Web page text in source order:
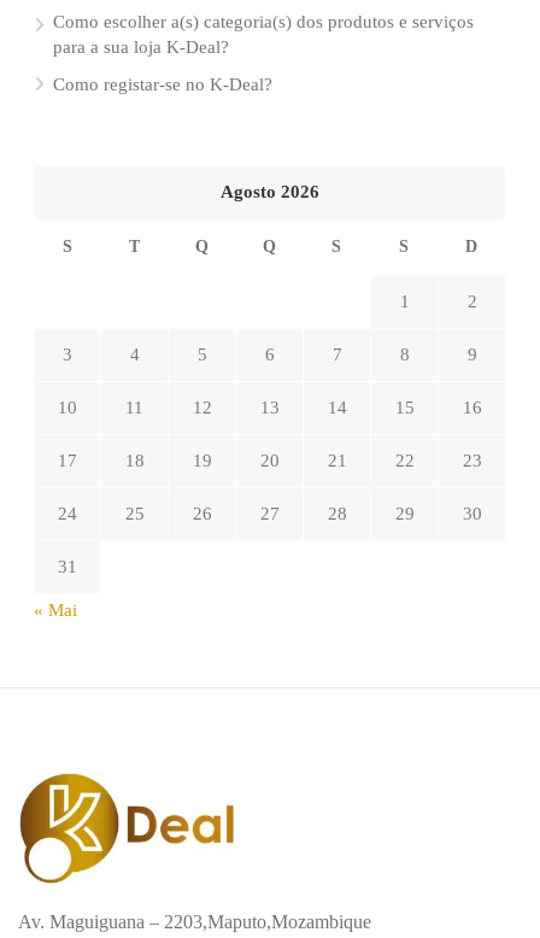
Como escolher a(s) categoria(s) dos produtos e serviços
para a sua loja K-Deal?
Como registar-se no K-Deal?
Agosto 2026
S T Q Q S S D
1 2
3 4 5 6 7 8 9
10 11 12 13 14 15 16
17 18 19 20 21 22 23
24 25 26 27 28 29 30
31
« Mai
Av. Maguiguana – 2203,Maputo,Mozambique